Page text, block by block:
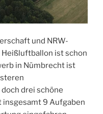
und NRW-
ist schon
in Nümbrecht ist
drei schöne
insgesamt 9 Aufgaben